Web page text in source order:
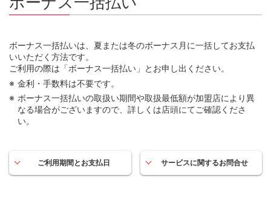
ボーナス一括払いは、夏または冬のボーナス月に一括してお支払
いいただく方法です。
ご利用の際は「ボーナス一括払い」とお申し出ください。
金利・手数料は不要です。
ボーナス一括払いの取扱い期間や取扱最低額が加盟店により異
なる場合がございますので、詳しくは店頭にてご確認くださ
い。
ご利用期間とお支払日 サービスに関するお問合せ